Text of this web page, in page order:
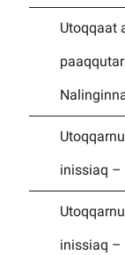
Imminut
Pilersaarutinut
Utoqqaat
inissiaq –
inissiaq –